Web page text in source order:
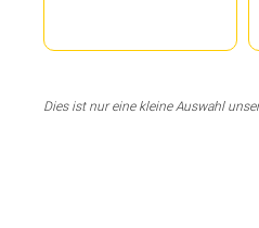
Dies ist nur eine kleine Auswahl